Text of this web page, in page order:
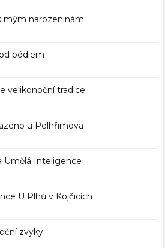
mým narozeninám
pódiem
velikonoční tradice
u Pelhřimova
Umělá Inteligence
U Plhů v Kojčicích
zvyky